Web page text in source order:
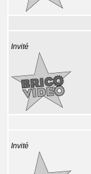
Invité
Invité